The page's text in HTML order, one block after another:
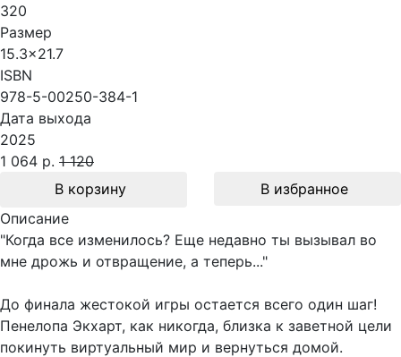
320
Размер
15.3x21.7
ISBN
978-5-00250-384-1
Дата выхода
2025
1 064 р. 1 120
В корзину
В избранное
Описание
"Когда все изменилось? Еще недавно ты вызывал во
мне дрожь и отвращение, а теперь..."
До финала жестокой игры остается всего один шаг!
Пенелопа Экхарт, как никогда, близка к заветной цели
покинуть виртуальный мир и вернуться домой.